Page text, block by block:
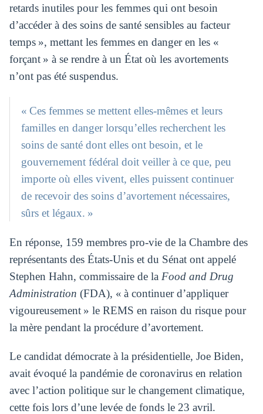
retards inutiles pour les femmes qui ont besoin
d’accéder à des soins de santé sensibles au facteur
temps », mettant les femmes en danger en les «
forçant » à se rendre à un État où les avortements
n’ont pas été suspendus.
« Ces femmes se mettent elles-mêmes et leurs
familles en danger lorsqu’elles recherchent les
soins de santé dont elles ont besoin, et le
gouvernement fédéral doit veiller à ce que, peu
importe où elles vivent, elles puissent continuer
de recevoir des soins d’avortement nécessaires,
sûrs et légaux. »
En réponse, 159 membres pro-vie de la Chambre des
représentants des États-Unis et du Sénat ont appelé
Stephen Hahn, commissaire de la Food and Drug
Administration (FDA), « à continuer d’appliquer
vigoureusement » le REMS en raison du risque pour
la mère pendant la procédure d’avortement.
Le candidat démocrate à la présidentielle, Joe Biden,
avait évoqué la pandémie de coronavirus en relation
avec l’action politique sur le changement climatique,
cette fois lors d’une levée de fonds le 23 avril.